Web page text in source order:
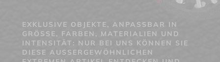
EXKLUSIVE OBJEKTE, ANPASSBAR IN
GRÖSSE, FARBEN, MATERIALIEN UND I
NTENSITÄT: NUR BEI UNS KÖNNEN SIE D
IESE AUSSERGEWÖHNLICHEN EX